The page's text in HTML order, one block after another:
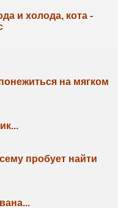
и холода, кота -
на мягком
пробует найти